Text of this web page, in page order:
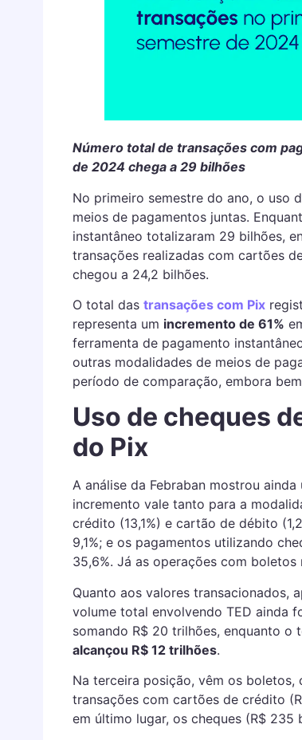
Número total de transações com
de 2024 chega a 29 bilhões
No primeiro semestre do ano, o uso
meios de pagamentos juntas.
instantâneo totalizaram 29 bilhões,
transações realizadas com cartões
chegou a 24,2 bilhões.
O total das transações com Pix
representa um incremento de 61%
ferramenta de pagamento
outras modalidades de meios de
período de comparação, embora
Uso de cheques
do Pix
A análise da Febraban mostrou ainda
incremento vale tanto para a
crédito (13,1%) e cartão de débito
9,1%; e os pagamentos utilizando
35,6%. Já as operações com
Quanto aos valores transacionados,
volume total envolvendo TED ainda
somando R$ 20 trilhões, enquanto o
alcançou R$ 12 trilhões.
Na terceira posição, vêm os
transações com cartões de crédito
em último lugar, os cheques (R$ 235